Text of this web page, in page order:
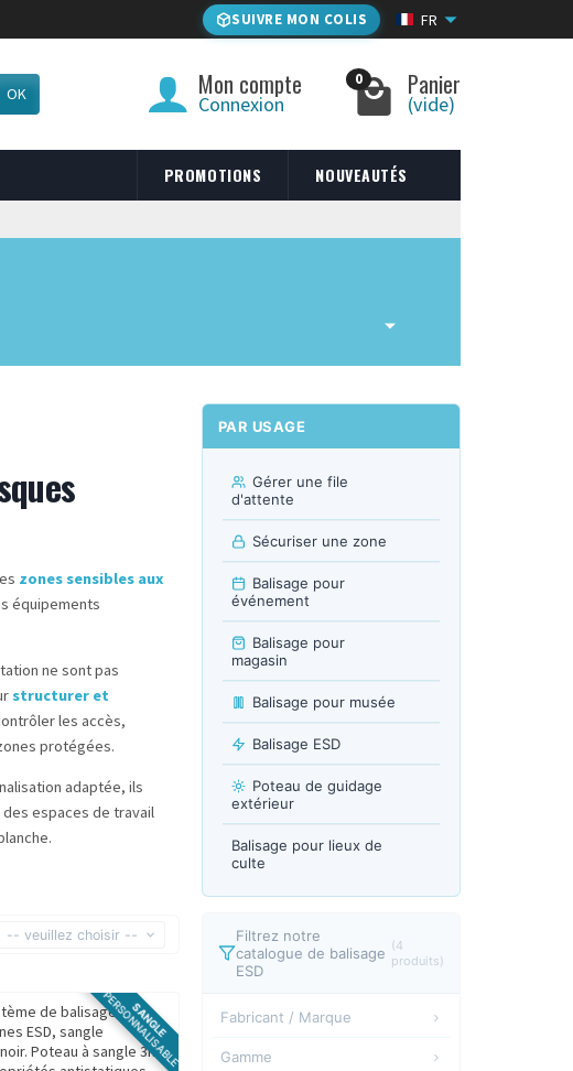
SUIVRE MON COLIS FR
OK Mon compte
Connexion
0 Panier
(vide)
PROMOTIONS NOUVEAUTÉS
zones sensibles aux
équipements
ne sont pas
structurer et
les accès,
protégées.
adaptée, ils
espaces de travail
-- veuillez choisir --
SANGLE
PERSONNALISABLE
PAR USAGE
Gérer une file
d'attente
Sécuriser une zone
Balisage pour
événement
Balisage pour
magasin
Balisage pour musée
Balisage ESD
Poteau de guidage
extérieur
Balisage pour lieux de
culte
Filtrez notre
catalogue de balisage
ESD
(4
produits)
Fabricant / Marque
Gamme